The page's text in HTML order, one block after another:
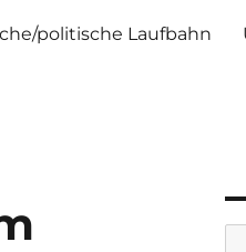
politische Laufbahn